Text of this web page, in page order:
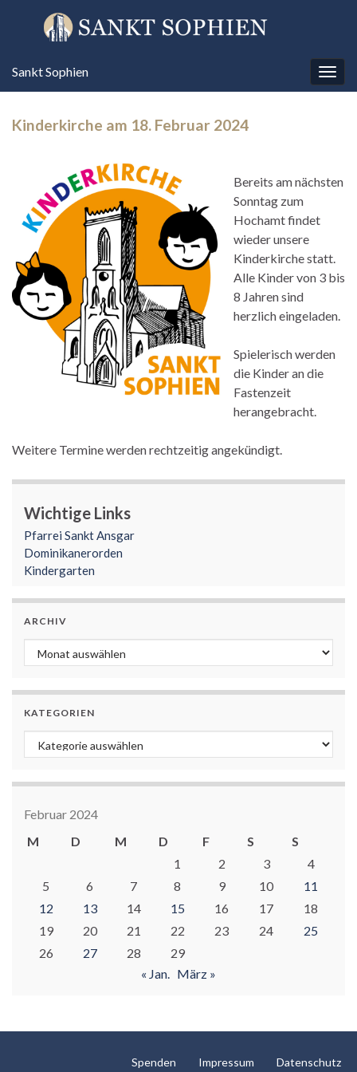
Sankt Sophien
Kinderkirche am 18. Februar 2024
Bereits am nächsten
Sonntag zum
Hochamt findet
wieder unsere
Kinderkirche statt.
Alle Kinder von 3 bis
8 Jahren sind
herzlich eingeladen.
Spielerisch werden
die Kinder an die
Fastenzeit
herangebracht.
Weitere Termine werden rechtzeitig angekündigt.
Wichtige Links
Pfarrei Sankt Ansgar
Dominikanerorden
Kindergarten
ARCHIV
Archiv
KATEGORIEN
Kategorien
Februar 2024
M
D M D F S
S
1
2 3
4
5
6 7 8 9 10
11
12
13 14 15 16 17
18
19
20 21 22 23 24
25
26
27 28
29
« Jan. März »
Spenden Impressum
Datenschutz